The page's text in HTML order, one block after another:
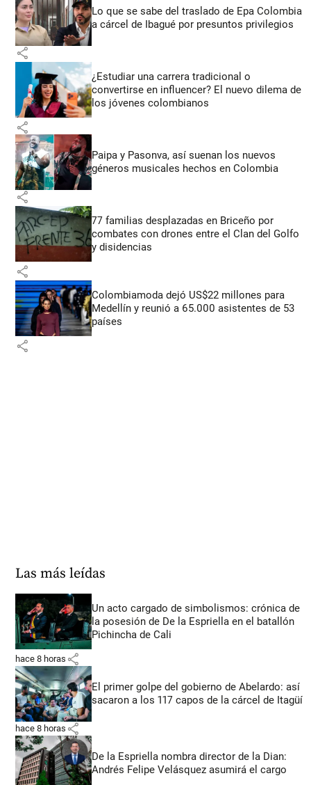
Lo que se sabe del traslado de Epa Colombia
a cárcel de Ibagué por presuntos privilegios
share
¿Estudiar una carrera tradicional o
convertirse en influencer? El nuevo dilema de
los jóvenes colombianos
share
Paipa y Pasonva, así suenan los nuevos
géneros musicales hechos en Colombia
share
77 familias desplazadas en Briceño por
combates con drones entre el Clan del Golfo
y disidencias
share
Colombiamoda dejó US$22 millones para
Medellín y reunió a 65.000 asistentes de 53
países
share
Las más leídas
Un acto cargado de simbolismos: crónica de
la posesión de De la Espriella en el batallón
Pichincha de Cali
hace 8 horas share
El primer golpe del gobierno de Abelardo: así
sacaron a los 117 capos de la cárcel de Itagüí
hace 8 horas share
De la Espriella nombra director de la Dian:
Andrés Felipe Velásquez asumirá el cargo